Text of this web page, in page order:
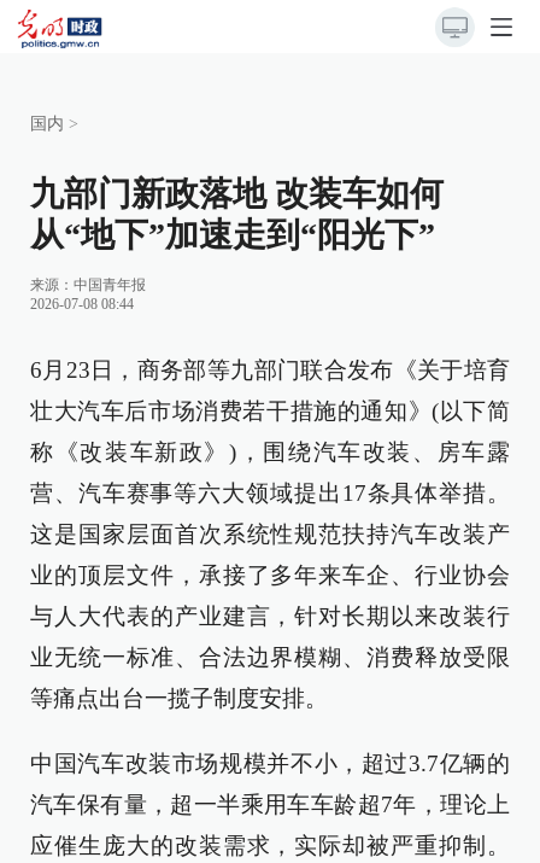
国内 >
九部门新政落地 改装车如何
从“地下”加速走到“阳光下”
来源： 中国青年报
2026-07-08 08:44
6月23日，商务部等九部门联合发布《关于培育
壮大汽车后市场消费若干措施的通知》(以下简
称《改装车新政》)，围绕汽车改装、房车露
营、汽车赛事等六大领域提出17条具体举措。
这是国家层面首次系统性规范扶持汽车改装产
业的顶层文件，承接了多年来车企、行业协会
与人大代表的产业建言，针对长期以来改装行
业无统一标准、合法边界模糊、消费释放受限
等痛点出台一揽子制度安排。
中国汽车改装市场规模并不小，超过3.7亿辆的
汽车保有量，超一半乘用车车龄超7年，理论上
应催生庞大的改装需求，实际却被严重抑制。